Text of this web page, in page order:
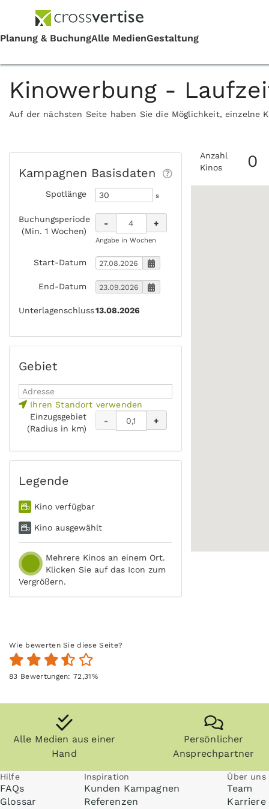
Kinowerbung -
Auf der nächsten Seite haben Sie die Möglichkeit, einzelne
Kampagnen Basisdaten
Spotlänge s
Buchungsperiode
(Min. 1 Wochen)
- +
Angabe in Wochen
Start-Datum
End-Datum
Unterlagenschluss13.08.2026
Gebiet
Ihren Standort verwenden
Einzugsgebiet
(Radius in km)
- +
Legende
Kino verfügbar
Kino ausgewählt
Mehrere Kinos an einem Ort.
Klicken Sie auf das Icon zum
Vergrößern.
Anzahl
Kinos
0
Wie bewerten Sie diese Seite?
83 Bewertungen:72,31%
Alle Medien aus einer
Hand
Persönlicher
Ansprechpartner
Hilfe
FAQs
Glossar
Inspiration
Kunden Kampagnen
Referenzen
Über uns
Team
Karriere